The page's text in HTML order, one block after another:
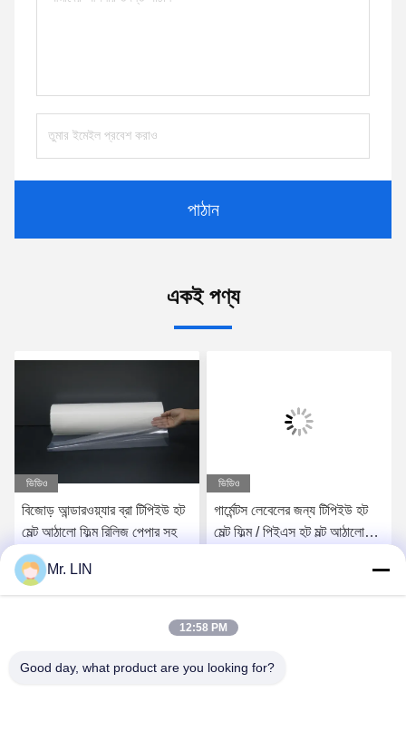
পাঠান
একই পণ্য
ভিডিও
বিজোড় আন্ডারওয়্যার ব্রা টিপিইউ হট
মেল্ট আঠালো ফিল্ম রিলিজ পেপার সহ
সেরা মূল্য পান
ভিডিও
গার্মেন্টস লেবেলের জন্য টিপিইউ হট
মেল্ট ফিল্ম / পিইএস হট মল্ট আঠালো
সেরা মূল্য পান
Mr. LIN
12:58 PM
Good day, what product are you looking for?